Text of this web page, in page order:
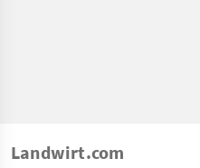
Landwirt.com